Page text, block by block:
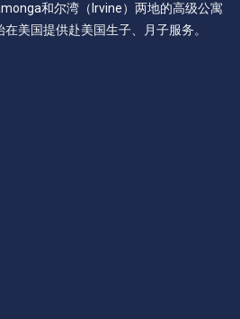
和尔湾（Irvine）两地的高级公寓
美国提供赴美国生子、月子服务。